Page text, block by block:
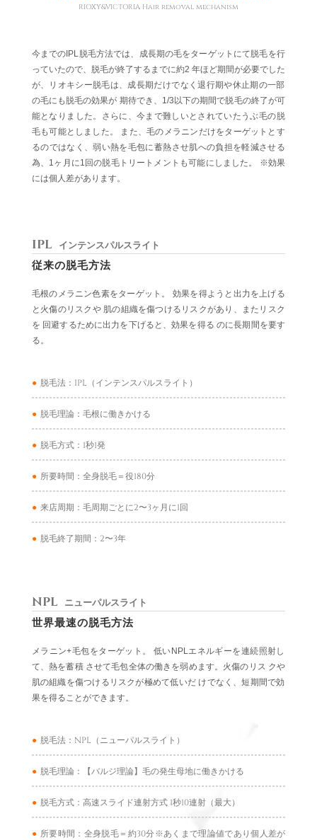
RIOXY&VICTORIA Hair removal mechanism
今までのIPL脱毛方法では、成長期の毛をターゲットにて脱毛を行
っていたので、脱毛が終了するまでに約2 年ほど期間が必要でした
が、リオキシー脱毛は、成長期だけでなく退行期や休止期の一部
の毛にも脱毛の効果が 期待でき、1/3以下の期間で脱毛の終了が可
能となりました。さらに、今まで難しいとされていたうぶ毛の脱
毛も可能としました。 また、毛のメラニンだけをターゲットとす
るのではなく、弱い熱を毛包に蓄熱させ肌への負担を軽減させる
為、1ヶ月に1回の脱毛トリートメントも可能にしました。 ※効果
には個人差があります。
IPL インテンスパルスライト
従来の脱毛方法
毛根のメラニン色素をターゲット。 効果を得ようと出力を上げる
と火傷のリスクや 肌の組織を傷つけるリスクがあり、またリスク
を 回避するために出力を下げると、効果を得る のに長期間を要す
る。
● 脱毛法：IPL（インテンスパルスライト）
● 脱毛理論：毛根に働きかける
● 脱毛方式：1秒1発
● 所要時間：全身脱毛＝役180分
● 来店周期：毛周期ごとに2〜3ヶ月に1回
● 脱毛終了期間：2〜3年
NPL ニューパルスライト
世界最速の脱毛方法
メラニン+毛包をターゲット。 低いNPLエネルギーを連続照射し
て、熱を蓄積 させて毛包全体の働きを弱めます。火傷のリス クや
肌の組織を傷つけるリスクが極めて低いだ けでなく、短期間で効
果を得ることができます。
● 脱毛法：NPL（ニューパルスライト）
● 脱毛理論：【バルジ理論】毛の発生母地に働きかける
● 脱毛方式：高速スライド連射方式 1秒10連射（最大）
● 所要時間：全身脱毛＝約30分※あくまで理論値であり個人差が